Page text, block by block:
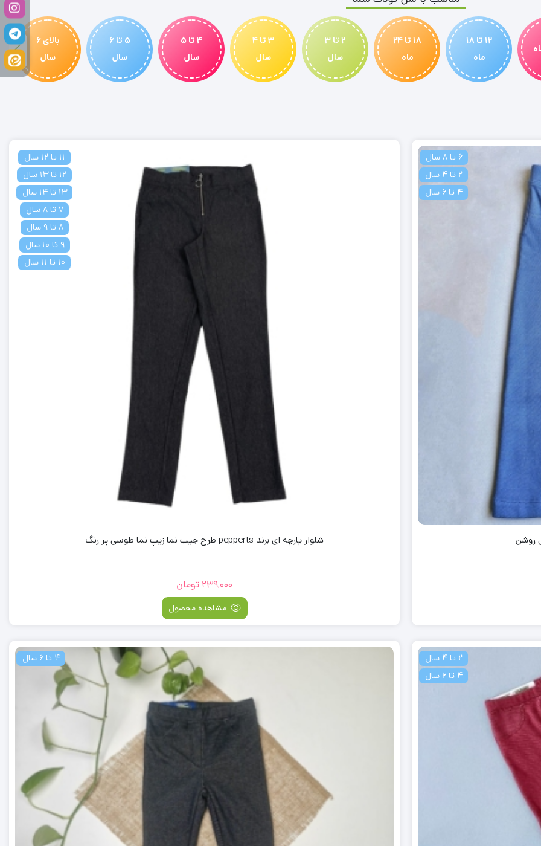
12 تا 18
ماه
18 تا 24
ماه
2 تا 3
سال
3 تا 4
سال
4 تا 5
سال
5 تا 6
سال
بالای 6
سال
6 تا 8 سال
2 تا 4 سال
4 تا 6 سال
روشن
11 تا 12 سال
12 تا 13 سال
13 تا 14 سال
7 تا 8 سال
8 تا 9 سال
9 تا 10 سال
10 تا 11 سال
شلوار پارچه ای برند pepperts طرح جیب نما زیپ نما طوسی پر رنگ
239,000 تومان
مشاهده محصول
2 تا 4 سال
4 تا 6 سال
4 تا 6 سال